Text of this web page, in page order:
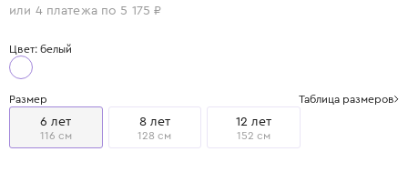
или 4 платежа по 5 175 ₽
Цвет: белый
Размер Таблица размеров
6 лет
116 см
8 лет
128 см
12 лет
152 см